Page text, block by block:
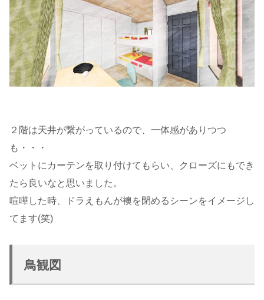
２階は天井が繋がっているので、一体感がありつつ
も・・・
ベットにカーテンを取り付けてもらい、クローズにもでき
たら良いなと思いました。
喧嘩した時、ドラえもんが襖を閉めるシーンをイメージし
てます(笑)
鳥観図